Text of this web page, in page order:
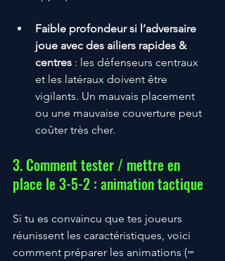
Faible profondeur si l’adversaire
joue avec des ailiers rapides &
centres : les défenseurs centraux
et les latéraux doivent être
vigilants. Un mauvais placement
ou une mauvaise couverture peut
coûter très cher.
3. Comment tester / mettre en
place le 3-5-2 : animation tactique
Si tu es convaincu que tes joueurs
réunissent les caractéristiques, voici
comment préparer les animations (=